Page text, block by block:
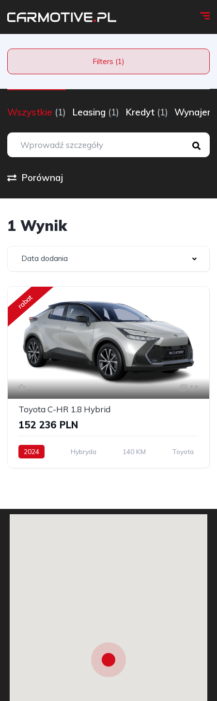
Filters (1)
Wszystkie (1) Leasing (1) Kredyt (1) Wynajem
Porównaj
1 Wynik
Data dodania
rabat
14
Toyota C-HR 1.8 Hybrid
152 236 PLN
2024 Hybryda 140 KM Toyota